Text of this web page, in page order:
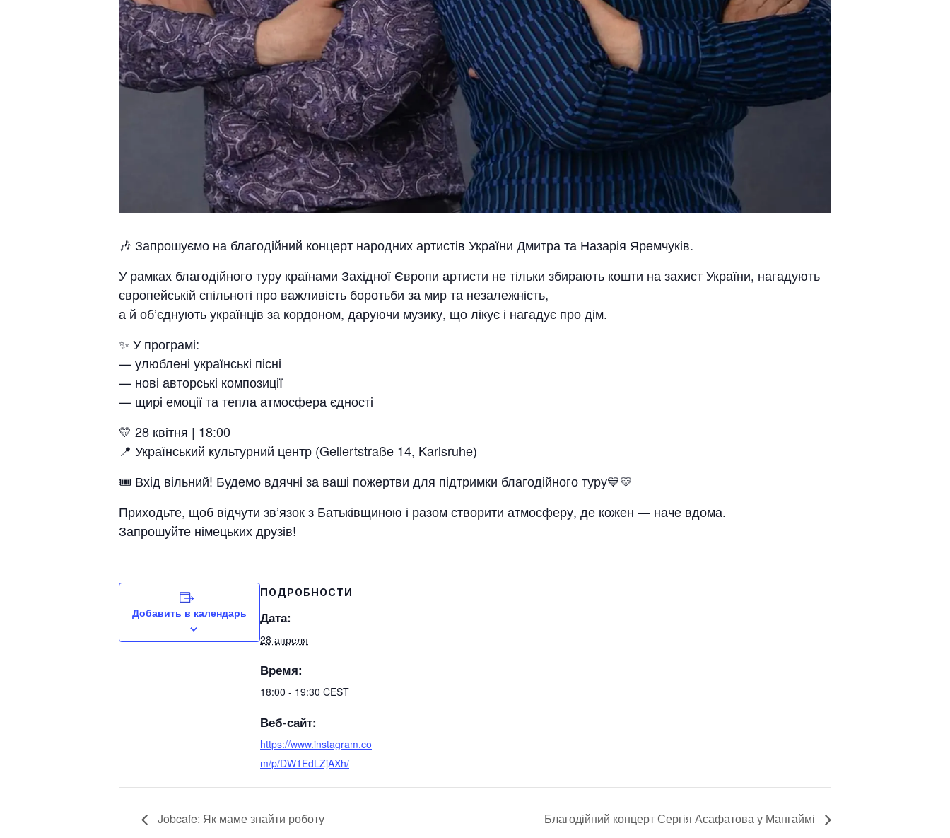
🎶 Запрошуємо на благодійний концерт народних артистів України Дмитра та Назарія Яремчуків.
У рамках благодійного туру країнами Західної Європи артисти не тільки збирають кошти на захист України, нагадують
європейській спільноті про важливість боротьби за мир та незалежність,
а й об’єднують українців за кордоном, даруючи музику, що лікує і нагадує про дім.
✨ У програмі:
— улюблені українські пісні
— нові авторські композиції
— щирі емоції та тепла атмосфера єдності
💛 28 квітня | 18:00
📍 Український культурний центр (Gellertstraße 14, Karlsruhe)
🎟 Вхід вільний! Будемо вдячні за ваші пожертви для підтримки благодійного туру💙💛
Приходьте, щоб відчути зв’язок з Батьківщиною і разом створити атмосферу, де кожен — наче вдома.
Запрошуйте німецьких друзів!
Добавить в календарь
ПОДРОБНОСТИ
Дата:
28 апреля
Время:
18:00 - 19:30 CEST
Веб-сайт:
https://www.instagram.co
m/p/DW1EdLZjAXh/
Jobcafe: Як маме знайти роботу Благодійний концерт Сергія Асафатова у Мангаймі